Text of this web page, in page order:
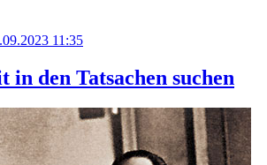
in den Tatsachen suchen
11:35